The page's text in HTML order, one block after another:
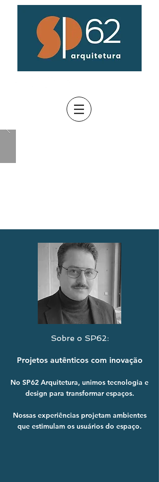
Sobre o SP62:
Projetos autênticos com inovação
No SP62 Arquitetura, unimos tecnologia e
design para transformar espaços.
Nossas experiências projetam ambientes
que estimulam os usuários do espaço.